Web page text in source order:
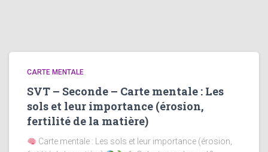
CARTE MENTALE
SVT – Seconde – Carte mentale : Les
sols et leur importance (érosion,
fertilité de la matière)
Carte mentale : Les sols et leur importance (érosion,